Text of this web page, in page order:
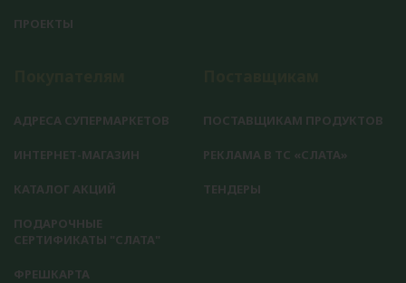
ПРОЕКТЫ
АДРЕСА СУПЕРМАРКЕТОВ
ИНТЕРНЕТ-МАГАЗИН
КАТАЛОГ АКЦИЙ
ПОДАРОЧНЫЕ
СЕРТИФИКАТЫ "СЛАТА"
ФРЕШКАРТА
ПОСТАВЩИКАМ ПРОДУКТОВ
РЕКЛАМА В ТС «СЛАТА»
ТЕНДЕРЫ